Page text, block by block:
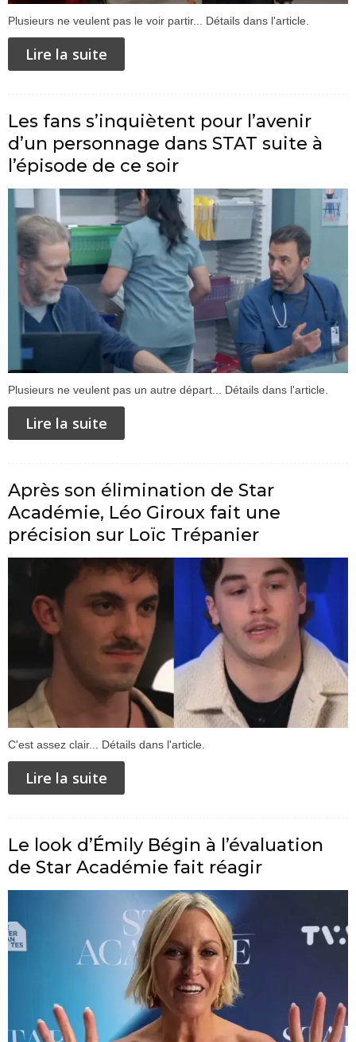
Plusieurs ne veulent pas le voir partir... Détails dans l'article.
Lire la suite
Les fans s’inquiètent pour l’avenir
d’un personnage dans STAT suite à
l’épisode de ce soir
Plusieurs ne veulent pas un autre départ... Détails dans l'article.
Lire la suite
Après son élimination de Star
Académie, Léo Giroux fait une
précision sur Loïc Trépanier
C'est assez clair... Détails dans l'article.
Lire la suite
Le look d’Émily Bégin à l’évaluation
de Star Académie fait réagir